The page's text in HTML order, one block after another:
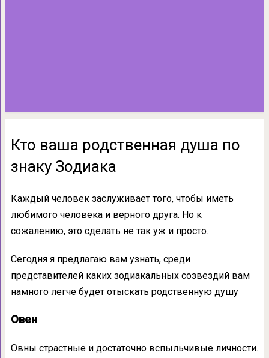
Кто ваша родственная душа по
знаку Зодиака
Каждый человек заслуживает того, чтобы иметь
любимого человека и верного друга. Но к
сожалению, это сделать не так уж и просто.
Сегодня я предлагаю вам узнать, среди
представителей каких зодиакальных созвездий вам
намного легче будет отыскать родственную душу
Овен
Овны страстные и достаточно вспыльчивые личности.